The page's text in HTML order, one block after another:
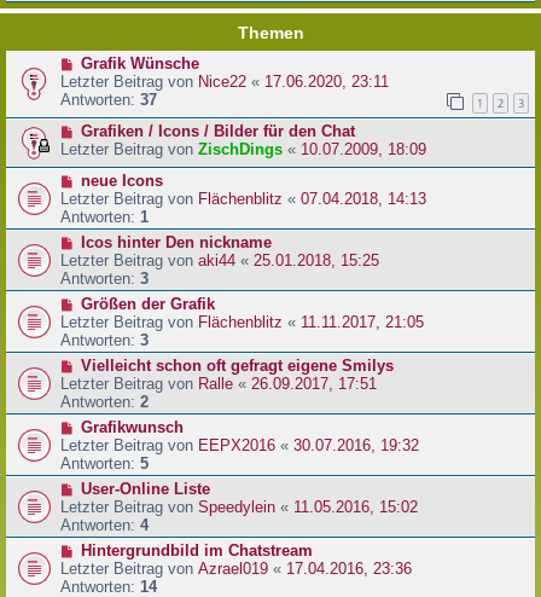
Themen
Grafik Wünsche
Letzter Beitrag von Nice22 « 17.06.2020, 23:11
Antworten: 37 1 2 3
Grafiken / Icons / Bilder für den Chat
Letzter Beitrag von ZischDings « 10.07.2009, 18:09
neue Icons
Letzter Beitrag von Flächenblitz « 07.04.2018, 14:13
Antworten: 1
Icos hinter Den nickname
Letzter Beitrag von aki44 « 25.01.2018, 15:25
Antworten: 3
Größen der Grafik
Letzter Beitrag von Flächenblitz « 11.11.2017, 21:05
Antworten: 3
Vielleicht schon oft gefragt eigene Smilys
Letzter Beitrag von Ralle « 26.09.2017, 17:51
Antworten: 2
Grafikwunsch
Letzter Beitrag von EEPX2016 « 30.07.2016, 19:32
Antworten: 5
User-Online Liste
Letzter Beitrag von Speedylein « 11.05.2016, 15:02
Antworten: 4
Hintergrundbild im Chatstream
Letzter Beitrag von Azrael019 « 17.04.2016, 23:36
Antworten: 14